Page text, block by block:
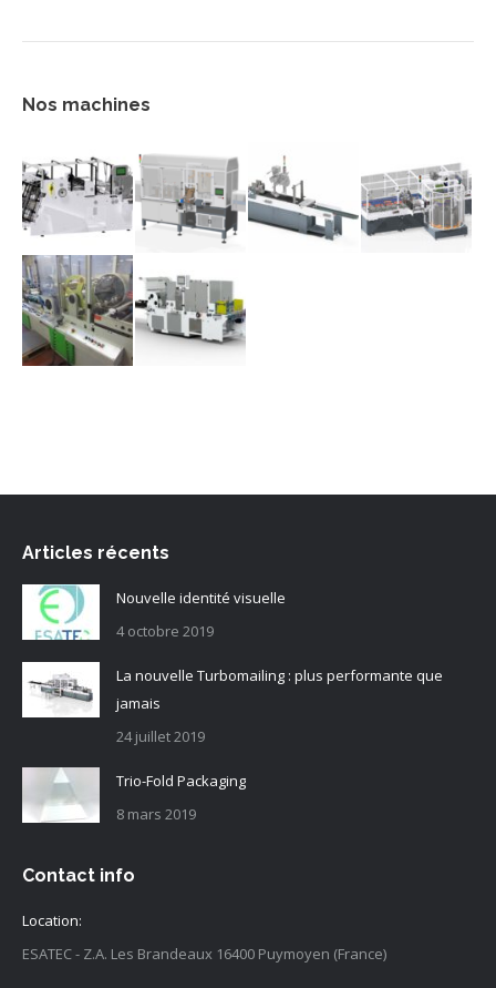
Nos machines
Articles récents
Nouvelle identité visuelle
4 octobre 2019
La nouvelle Turbomailing : plus performante que
jamais
24 juillet 2019
Trio-Fold Packaging
8 mars 2019
Contact info
Location:
ESATEC - Z.A. Les Brandeaux 16400 Puymoyen (France)